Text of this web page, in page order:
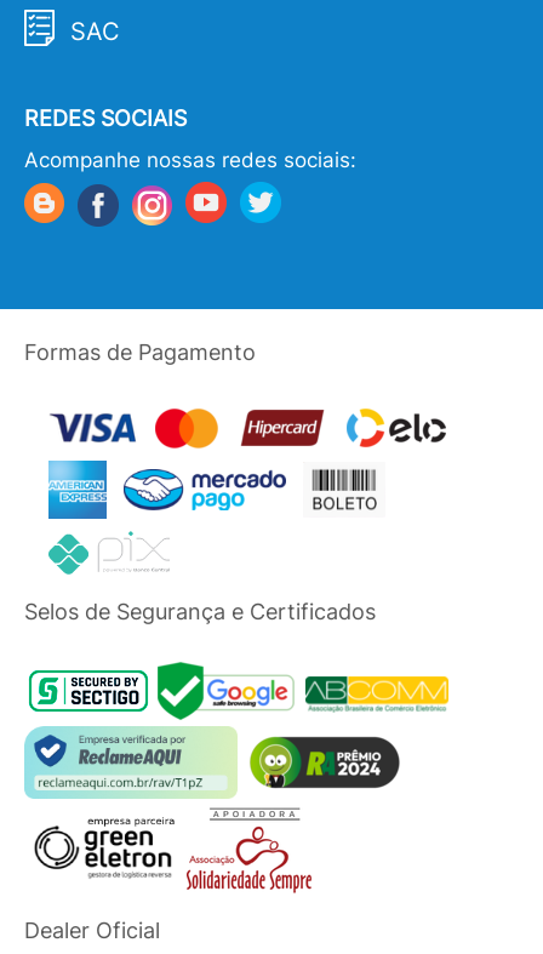
SAC
REDES SOCIAIS
Acompanhe nossas redes sociais:
Formas de Pagamento
Selos de Segurança e Certificados
Dealer Oficial